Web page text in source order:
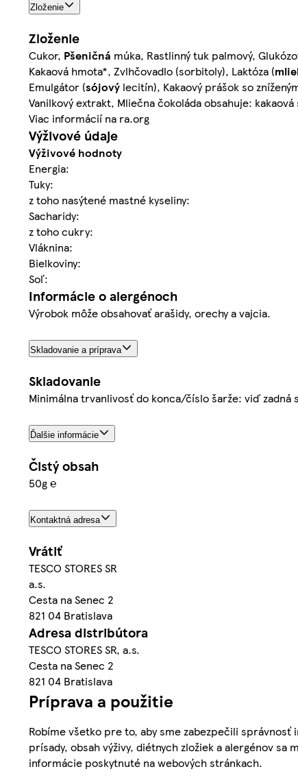
Zloženie
Zloženie
Cukor, Pšeničná múka, Rastlinný tuk palmový,
Kakaová hmota*, Zvlhčovadlo (sorbitoly), Laktóza (
Emulgátor (sójový lecitín), Kakaový prášok so
Vanilkový extrakt, Mliečna čokoláda obsahuje:
Viac informácií na ra.org
Výživové údaje
Výživové hodnoty
Energia:
Tuky:
z toho nasýtené mastné kyseliny:
Sacharidy:
z toho cukry:
Vláknina:
Bielkoviny:
Soľ:
Informácie o alergénoch
Výrobok môže obsahovať arašidy, orechy a vajcia.
Skladovanie a príprava
Skladovanie
Minimálna trvanlivosť do konca/číslo šarže: viď
Ďalšie informácie
Čistý obsah
50g ℮
Kontaktná adresa
Vrátiť
TESCO STORES SR
a.s.
Cesta na Senec 2
821 04 Bratislava
Adresa distribútora
TESCO STORES SR, a.s.
Cesta na Senec 2
821 04 Bratislava
Príprava a použitie
Robíme všetko pre to, aby sme zabezpečili
prísady, obsah výživy, diétnych zložiek a alergénov
informácie poskytnuté na webových stránkach.